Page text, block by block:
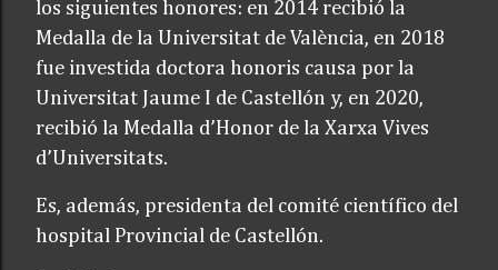
los siguientes honores: en 2014 recibió la
Medalla de la Universitat de València, en 2018
fue investida doctora honoris causa por la
Universitat Jaume I de Castellón y, en 2020,
recibió la Medalla d’Honor de la Xarxa Vives
d’Universitats.
Es, además, presidenta del comité científico del
hospital Provincial de Castellón.